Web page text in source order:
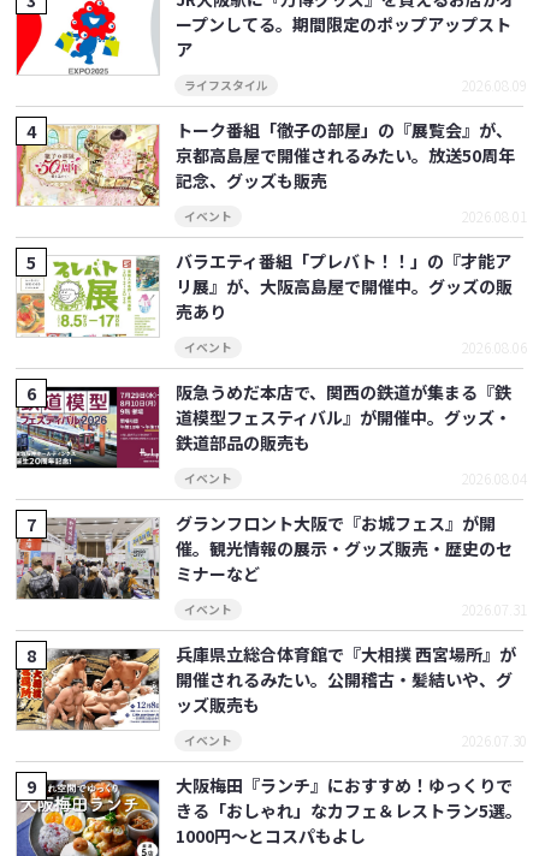
ープンしてる。期間限定のポップアップスト
ア
ライフスタイル 2026.08.09
トーク番組「徹子の部屋」の『展覧会』が、
京都高島屋で開催されるみたい。放送50周年
記念、グッズも販売
イベント 2026.08.01
バラエティ番組「プレバト！！」の『才能ア
リ展』が、大阪高島屋で開催中。グッズの販
売あり
イベント 2026.08.06
阪急うめだ本店で、関西の鉄道が集まる『鉄
道模型フェスティバル』が開催中。グッズ・
鉄道部品の販売も
イベント 2026.08.04
グランフロント大阪で『お城フェス』が開
催。観光情報の展示・グッズ販売・歴史のセ
ミナーなど
イベント 2026.07.31
兵庫県立総合体育館で『大相撲 西宮場所』が
開催されるみたい。公開稽古・髪結いや、グ
ッズ販売も
イベント 2026.07.30
大阪梅田『ランチ』におすすめ！ゆっくりで
きる「おしゃれ」なカフェ＆レストラン5選。
1000円～とコスパもよし